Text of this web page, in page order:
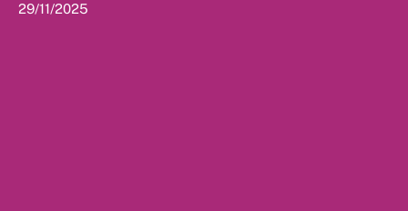
29/11/2025